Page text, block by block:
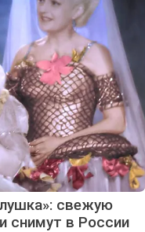
свежую
снимут в России